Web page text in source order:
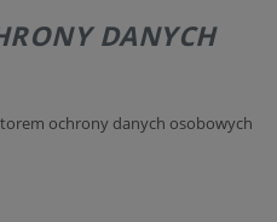
DANYCH
ochrony danych osobowych